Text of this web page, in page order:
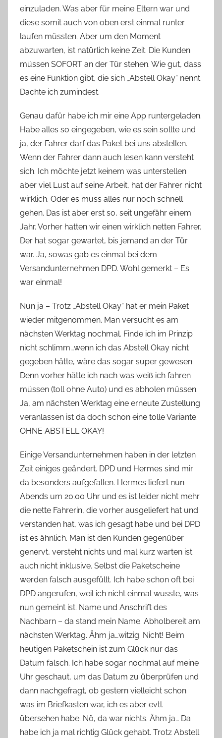
einzuladen. Was aber für meine Eltern war und
diese somit auch von oben erst einmal runter
laufen müssten. Aber um den Moment
abzuwarten, ist natürlich keine Zeit. Die Kunden
müssen SOFORT an der Tür stehen. Wie gut, dass
es eine Funktion gibt, die sich „Abstell Okay“ nennt.
Dachte ich zumindest.
Genau dafür habe ich mir eine App runtergeladen.
Habe alles so eingegeben, wie es sein sollte und
ja, der Fahrer darf das Paket bei uns abstellen.
Wenn der Fahrer dann auch lesen kann versteht
sich. Ich möchte jetzt keinem was unterstellen
aber viel Lust auf seine Arbeit, hat der Fahrer nicht
wirklich. Oder es muss alles nur noch schnell
gehen. Das ist aber erst so, seit ungefähr einem
Jahr. Vorher hatten wir einen wirklich netten Fahrer.
Der hat sogar gewartet, bis jemand an der Tür
war. Ja, sowas gab es einmal bei dem
Versandunternehmen DPD. Wohl gemerkt – Es
war einmal!
Nun ja – Trotz „Abstell Okay“ hat er mein Paket
wieder mitgenommen. Man versucht es am
nächsten Werktag nochmal. Finde ich im Prinzip
nicht schlimm…wenn ich das Abstell Okay nicht
gegeben hätte, wäre das sogar super gewesen.
Denn vorher hätte ich nach was weiß ich fahren
müssen (toll ohne Auto) und es abholen müssen.
Ja, am nächsten Werktag eine erneute Zustellung
veranlassen ist da doch schon eine tolle Variante.
OHNE ABSTELL OKAY!
Einige Versandunternehmen haben in der letzten
Zeit einiges geändert. DPD und Hermes sind mir
da besonders aufgefallen. Hermes liefert nun
Abends um 20.00 Uhr und es ist leider nicht mehr
die nette Fahrerin, die vorher ausgeliefert hat und
verstanden hat, was ich gesagt habe und bei DPD
ist es ähnlich. Man ist den Kunden gegenüber
genervt, versteht nichts und mal kurz warten ist
auch nicht inklusive. Selbst die Paketscheine
werden falsch ausgefüllt. Ich habe schon oft bei
DPD angerufen, weil ich nicht einmal wusste, was
nun gemeint ist. Name und Anschrift des
Nachbarn – da stand mein Name. Abholbereit am
nächsten Werktag. Ähm ja…witzig. Nicht! Beim
heutigen Paketschein ist zum Glück nur das
Datum falsch. Ich habe sogar nochmal auf meine
Uhr geschaut, um das Datum zu überprüfen und
dann nachgefragt, ob gestern vielleicht schon
was im Briefkasten war, ich es aber evtl.
übersehen habe. Nö, da war nichts. Ähm ja… Da
habe ich ja mal richtig Glück gehabt. Trotz Abstell